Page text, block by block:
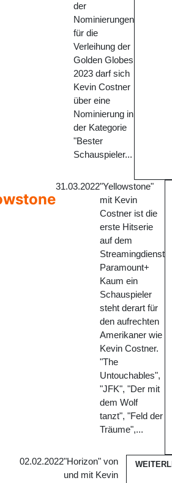
der
Nominierungen
für die
Verleihung der
Golden Globes
2023 darf sich
Kevin Costner
über eine
Nominierung in
der Kategorie
"Bester
Schauspieler...
31.03.2022"Yellowstone"
mit Kevin
Costner ist die
erste Hitserie
auf dem
Streamingdienst
Paramount+
Kaum ein
Schauspieler
steht derart für
den aufrechten
Amerikaner wie
Kevin Costner.
"The
Untouchables",
"JFK", "Der mit
dem Wolf
tanzt", "Feld der
Träume",...
02.02.2022"Horizon" von
und mit Kevin